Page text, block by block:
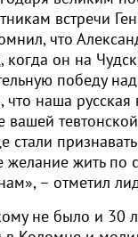
встречи
что
когда он на
победу
что наша русская
вашей
стали
желание жить по
– отметил
не было и 30